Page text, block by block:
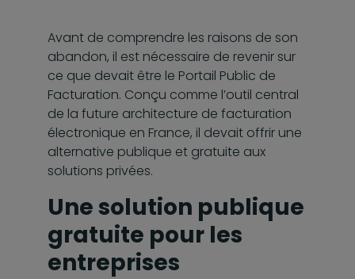
Avant de comprendre les raisons de son
abandon, il est nécessaire de revenir sur
ce que devait être le Portail Public de
Facturation. Conçu comme l’outil central
de la future architecture de facturation
électronique en France, il devait offrir une
alternative publique et gratuite aux
solutions privées.
Une solution publique
gratuite pour les
entreprises